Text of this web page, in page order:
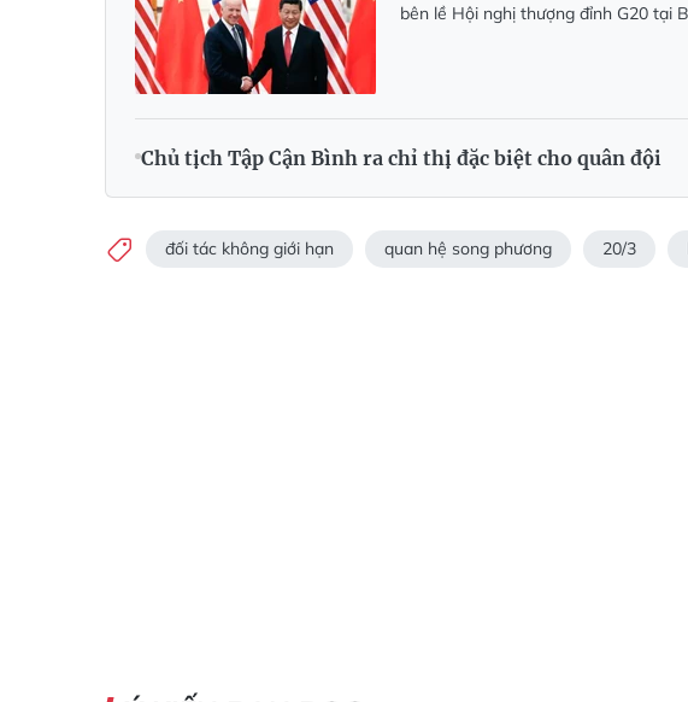
bên lề Hội nghị thượng đỉnh G20 tại
Chủ tịch Tập Cận Bình ra chỉ thị đặc biệt cho quân đội
đối tác không giới hạn quan hệ song phương 20/3